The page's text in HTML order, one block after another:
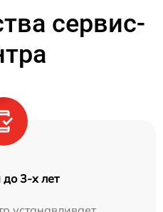
сервис-
до 3-х лет